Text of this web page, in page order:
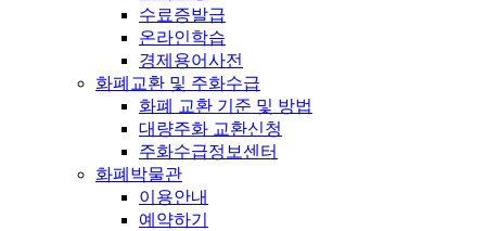
수료증발급
온라인학습
경제용어사전
화폐교환 및 주화수급
화폐 교환 기준 및 방법
대량주화 교환신청
주화수급정보센터
화폐박물관
이용안내
예약하기